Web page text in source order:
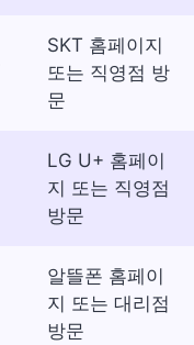
SKT 홈페이지
또는 직영점 방
문
LG U+ 홈페이
지 또는 직영점
방문
알뜰폰 홈페이
지 또는 대리점
방문